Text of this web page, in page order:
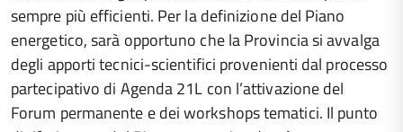
sempre più efficienti. Per la definizione del Piano
energetico, sarà opportuno che la Provincia si avvalga
degli apporti tecnici-scientifici provenienti dal processo
partecipativo di Agenda 21L con l’attivazione del
Forum permanente e dei workshops tematici. Il punto